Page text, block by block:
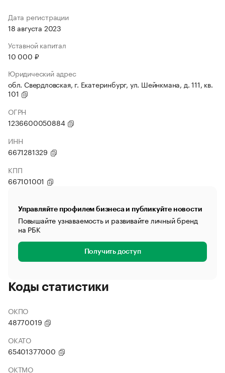
Дата регистрации
18 августа 2023
Уставной капитал
10 000 ₽
Юридический адрес
обл. Свердловская, г. Екатеринбург, ул. Шейнкмана, д. 111, кв.
101
ОГРН
1236600050884
ИНН
6671281329
КПП
667101001
Управляйте профилем бизнеса и публикуйте новости
Повышайте узнаваемость и развивайте личный бренд
на РБК
Получить доступ
Коды статистики
ОКПО
48770019
ОКАТО
65401377000
ОКТМО